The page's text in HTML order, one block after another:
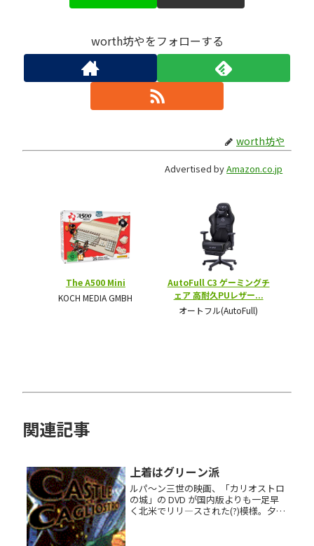
worth坊やをフォローする
worth坊や
Advertised byAmazon.co.jp
関連記事
上着はグリーン派
ルパ～ン三世の映画、「カリオストロ
の城」の DVD が国内版よりも一足早
く北米でリリ―スされた(?)模様。夕方